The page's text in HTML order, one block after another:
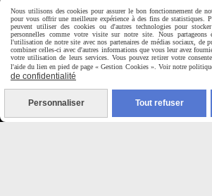

Paiement sécurisé
Nous utilisons des cookies pour assurer le bon fonctionnement de
pour vous offrir une meilleure expérience à des fins de statistiques.
peuvent utiliser des cookies ou d'autres technologies pour
personnelles comme votre visite sur notre site. Nous partageons
l'utilisation de notre site avec nos partenaires de médias sociaux, de
combiner celles-ci avec d'autres informations que vous leur avez
votre utilisation de leurs services. Vous pouvez retirer votre
l'aide du lien en pied de page « Gestion Cookies ». Voir notre
de confidentialité
Personnaliser Tout refuser